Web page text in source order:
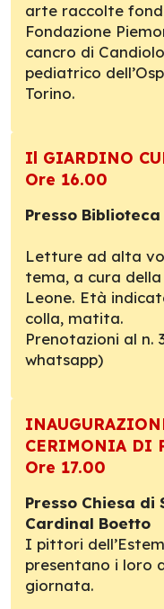
arte raccolte
Fondazione
cancro di
pediatrico
Torino.
Il GIARDINO
Ore 16.00
Presso
Letture ad alta
tema, a cura
Leone. Età
colla, matita.
Prenotazioni al n.
whatsapp)
CERIMONIA DI
Ore 17.00
Presso Chiesa
Cardinal Boetto
I pittori
presentano i loro
giornata.